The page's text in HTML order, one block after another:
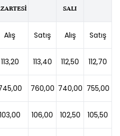
SALI
Alış Satış Alış Satış
113,20 113,40 112,50 112,70
760,00 740,00 755,00
103,00 106,00 102,50 105,50